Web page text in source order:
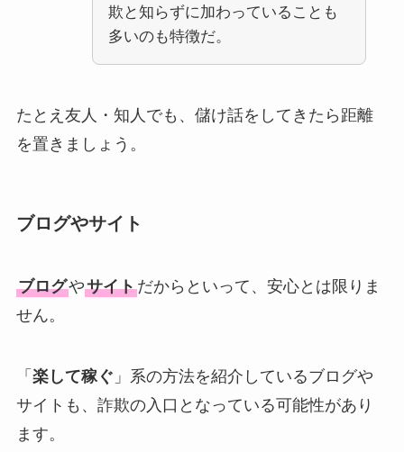
欺と知らずに加わっていることも
多いのも特徴だ。
たとえ友人・知人でも、儲け話をしてきたら距離
を置きましょう。
ブログやサイト
ブログやサイトだからといって、安心とは限りま
せん。
「 楽して稼ぐ 」系の方法を紹介しているブログや
サイトも、詐欺の入口となっている可能性があり
ます。